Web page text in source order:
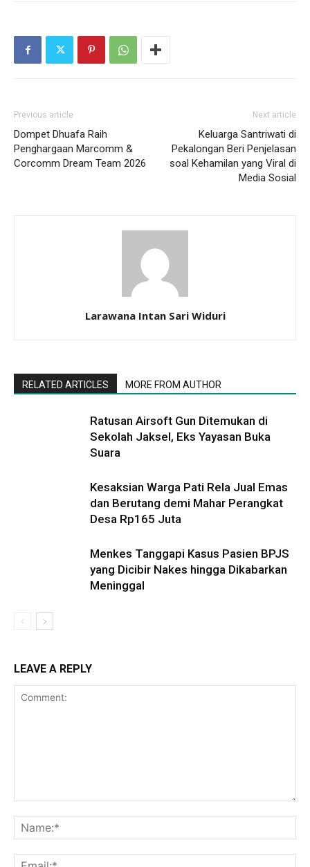
Previous article
Dompet Dhuafa Raih
Penghargaan Marcomm &
Corcomm Dream Team 2026
Next article
Keluarga Santriwati di
Pekalongan Beri Penjelasan
soal Kehamilan yang Viral di
Media Sosial
Larawana Intan Sari Widuri
RELATED ARTICLES MORE FROM AUTHOR
Ratusan Airsoft Gun Ditemukan di
Sekolah Jaksel, Eks Yayasan Buka
Suara
Kesaksian Warga Pati Rela Jual Emas
dan Berutang demi Mahar Perangkat
Desa Rp165 Juta
Menkes Tanggapi Kasus Pasien BPJS
yang Dicibir Nakes hingga Dikabarkan
Meninggal
LEAVE A REPLY